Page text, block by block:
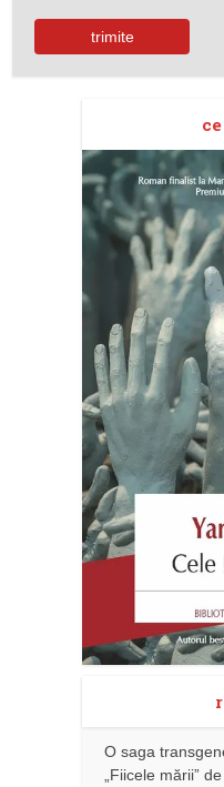
O saga
„Fiicele mării”